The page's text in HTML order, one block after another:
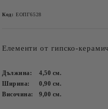
Код: ЕОПГ6528
Елементи от гипско-
Дължина: 4,50 см.
Ширина:
0,90 см.
Височина:
9,00 см.